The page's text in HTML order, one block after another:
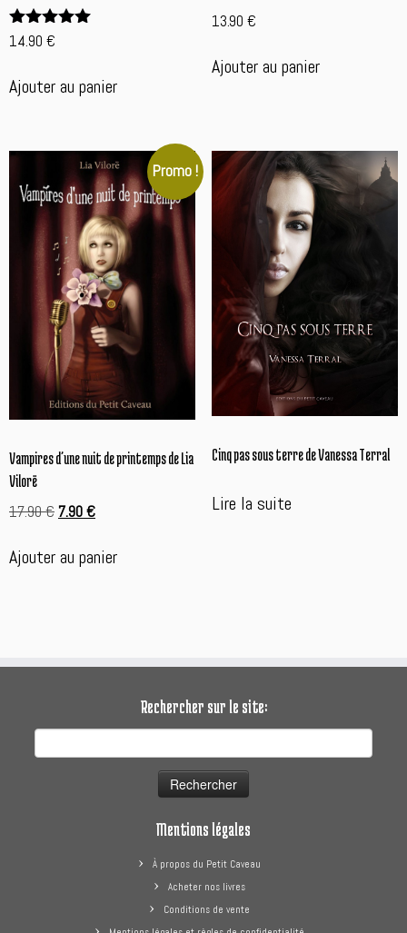
Note
14.90 €
Ajouter au panier
13.90 €
Ajouter au panier
Promo !
Vampires d’une nuit de printemps de Lia
Vilorë
17.90€Le
initial
était :
7.90€Le
actuel
Ajouter au panier
Cinq pas sous terre de Vanessa Terral
Lire la suite
Rechercher sur le site:
Mentions légales
À propos du Petit Caveau
Acheter nos livres
Conditions de vente